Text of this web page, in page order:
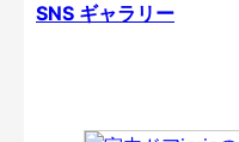
SNS ギャラリー